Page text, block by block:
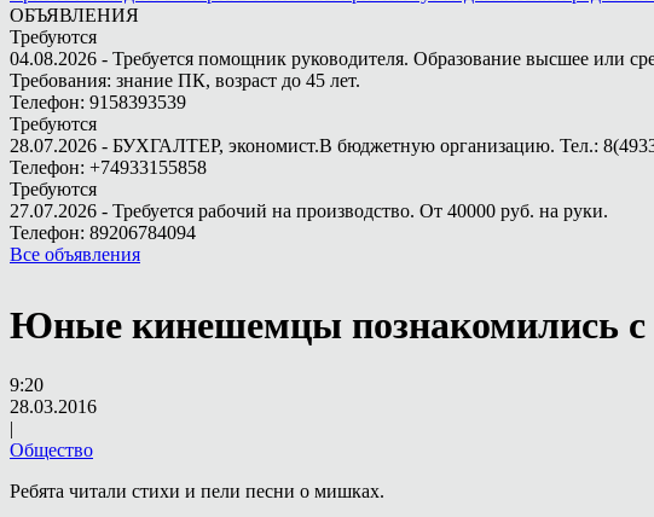
ОБЪЯВЛЕНИЯ
Требуются
04.08.2026 - Требуется помощник руководителя. Образование высшее или
Требования: знание ПК, возраст до 45 лет.
Телефон: 9158393539
Требуются
28.07.2026 - БУХГАЛТЕР, экономист.В бюджетную организацию. Тел.:
Телефон: +74933155858
Требуются
27.07.2026 - Требуется рабочий на производство. От 40000 руб. на руки.
Телефон: 89206784094
Все объявления
Юные кинешемцы познакомились
9:20
28.03.2016
|
Общество
Ребята читали стихи и пели песни о мишках.